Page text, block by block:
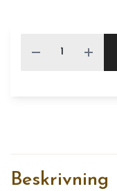
Beskrivning